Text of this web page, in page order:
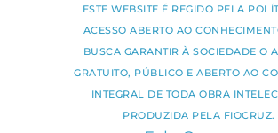
ESTE WEBSITE É REGIDO PELA
ACESSO ABERTO AO
BUSCA GARANTIR À SOCIEDADE O
GRATUITO, PÚBLICO E ABERTO AO
INTEGRAL DE TODA OBRA
PRODUZIDA PELA FIOCRUZ.